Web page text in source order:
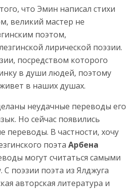
что Эмин написал стихи
великий мастер не
поэтом,
лирической поэзии.
посредством которого
в души людей, поэтому
в наших душах.
неудачные переводы его
Но сейчас появились
переводы. В частности, хочу
поэта Арбена
могут считаться самыми
поэзии поэта из Ялджуга
авторская литература и